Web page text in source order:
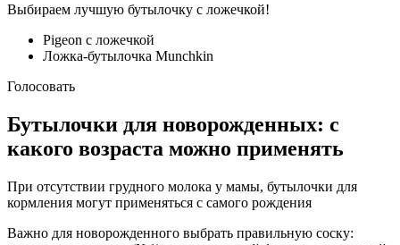
Выбираем лучшую бутылочку с ложечкой!
Pigeon с ложечкой
Ложка-бутылочка Munchkin
Голосовать
Бутылочки для новорожденных: с
какого возраста можно применять
При отсутствии грудного молока у мамы, бутылочки для
кормления могут применяться с самого рождения
Важно для новорожденного выбрать правильную соску: